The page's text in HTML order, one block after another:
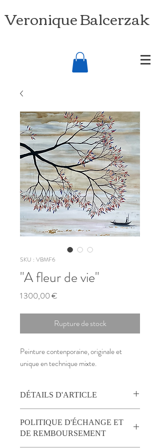
Veronique Balcerzak
SKU : VBMF6
"A fleur de vie"
1 300,00 €
Rupture de stock
Peinture contenporaine, originale et
unique en technique mixte.
DÉTAILS D'ARTICLE
Technique :feuillage est en collage sur fond
peinture acrylique et macération de café.
Feuille d'or . Vernis mat.
POLITIQUE D'ÉCHANGE ET
DE REMBOURSEMENT